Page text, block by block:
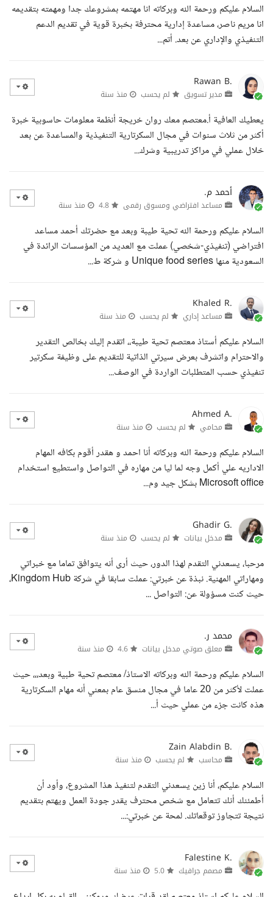
السلام عليكم ورحمة الله وبركاته انا مهتمه بمشروعك جدا ومهمته بتقديمه
انا مريم ناصر، مساعدة إدارية محترفة بخبرة قوية في تقديم الدعم
التنفيذي والإداري عن بعد. أتم...
Rawan B.
مدير تسويق لم يحسب منذ سنة
يعطيك العافية أ.معتصم معك روان خريجة أنظمة معلومات حاسوبية خبرة
أكثر من ثلاث سنوات في مجال السكرتارية التنفيذية والمساعدة عن بعد
خلال عملي في مراكز تدريبية وشرك...
أحمد م.
مساعد افتراضي ومسوق رقمى منذ سنة
السلام عليكم ورحمة الله تحية طيبة وبعد مع حضرتك أحمد مساعد
افتراضي (تنفيذي-شخصي) عملت مع العديد من المؤسسات الرائدة في
السعودية منها Unique food series و شركة ط...
Khaled R.
مساعد إداري لم يحسب منذ سنة
السلام عليكم أستاذ معتصم تحية طيبة،، اتقدم إليك بخالص التقدير
والاحترام واتشرف بعرض سيرتي الذاتية للتقديم على وظيفة سكرتير
تنفيذي حسب المتطلبات الواردة في الوصف...
Ahmed A.
محامي لم يحسب منذ سنة
السلام عليكم ورحمة الله وبركاته أنا احمد و هقدر أقوم بكافه المهام
الاداريه علي أكمل وجه لما ليا من مهاره في التواصل واستطيع استخدام
Microsoft office بشكل جيد وم...
Ghadir G.
مدخل بيانات لم يحسب منذ سنة
مرحبا، يسعدني التقدم لهذا الدور، حيث أرى أنه يتوافق تماما مع خبراتي
ومهاراتي المهنية. نبذة عن خبرتي: عملت سابقا في شركة Kingdom Hub،
حيث كنت مسؤولة عن: التواصل ...
محمد ر.
معلق صوتي مدخل بيانات منذ سنة
السلام عليكم ورحمة الله وبركاته الاستاذ/ معتصم تحية طبية وبعد،،، حيث
عملت لأكثر من 20 عاما في مجال منسق عام بمعني أنه مهام السكرتارية
هذه كانت جزء من عملي حيث أ...
Zain Alabdin B.
محاسب لم يحسب منذ سنة
السلام عليكم، أنا زين يسعدني التقدم لتنفيذ هذا المشروع، وأود أن
أطمئنك أنك تتعامل مع شخص محترف يقدر جودة العمل ويهتم بتقديم
نتيجة تتجاوز توقعاتك. لمحة عن خبرتي:...
Falestine K.
مصمم جرافيك منذ سنة